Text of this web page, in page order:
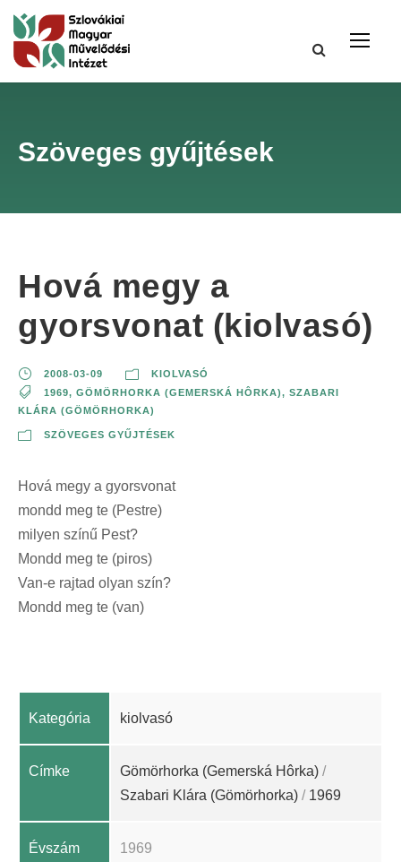
Szöveges gyűjtések
Hová megy a
gyorsvonat (kiolvasó)
2008-03-09
KIOLVASÓ
1969, GÖMÖRHORKA (GEMERSKÁ HÔRKA), SZABARI
KLÁRA (GÖMÖRHORKA)
SZÖVEGES GYŰJTÉSEK
Hová megy a gyorsvonat
mondd meg te (Pestre)
milyen színű Pest?
Mondd meg te (piros)
Van-e rajtad olyan szín?
Mondd meg te (van)
Kategória kiolvasó
Címke Gömörhorka (Gemerská Hôrka) /
Szabari Klára (Gömörhorka) / 1969
Évszám 1969